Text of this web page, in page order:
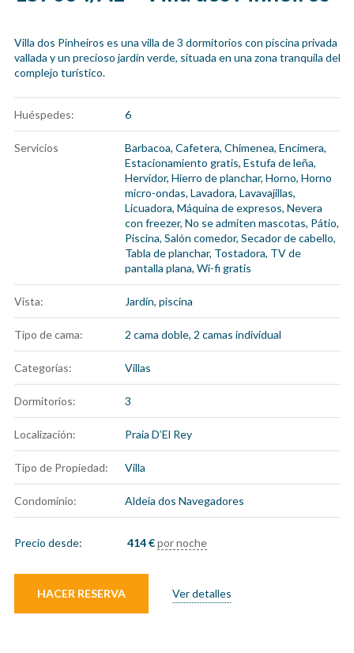
Villa dos Pinheiros es una villa de 3 dormitorios con piscina privada
vallada y un precioso jardín verde, situada en una zona tranquila del
complejo turístico.
Huéspedes: 6
Servicios Barbacoa, Cafetera, Chimenea, Encimera,
Estacionamiento gratis, Estufa de leña,
Hervidor, Hierro de planchar, Horno, Horno
micro-ondas, Lavadora, Lavavajillas,
Licuadora, Máquina de expresos, Nevera
con freezer, No se admiten mascotas, Pátio,
Piscina, Salón comedor, Secador de cabello,
Tabla de planchar, Tostadora, TV de
pantalla plana, Wi-fi gratis
Vista: Jardín, piscina
Tipo de cama: 2 cama doble, 2 camas individual
Categorías: Villas
Dormitorios: 3
Localización: Praia D’El Rey
Tipo de Propiedad: Villa
Condominio: Aldeia dos Navegadores
Precio desde: 414€ por noche
Ver detalles
HACER RESERVA